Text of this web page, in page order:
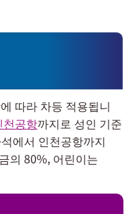
따라 차등 적용됩니
천공항까지로 성인 기준
에서 인천공항까지
의 80%, 어린이는